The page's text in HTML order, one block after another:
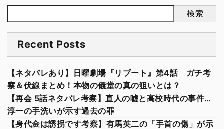
検索
Recent Posts
【ネタバレあり】日曜劇場『リブート』第4話 ガチ考
察＆伏線まとめ！本物の儀堂の真の狙いとは？
【再会 5話ネタバレ考察】直人の嘘と高校時代の事件…
淳一の手洗いが示す過去の罪
【身代金は誘拐です考察】有馬英二の「手首の傷」が示